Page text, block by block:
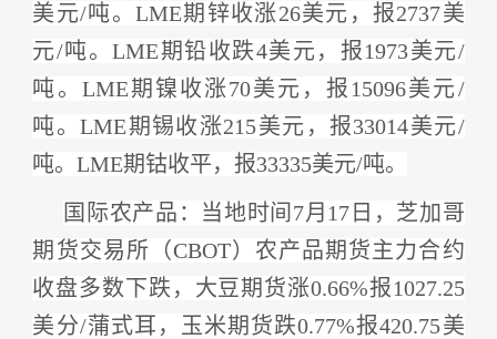
美元/吨。LME期锌收涨26美元，报2737美
元/吨。LME期铅收跌4美元，报1973美元/
吨。LME期镍收涨70美元，报15096美元/
吨。LME期锡收涨215美元，报33014美元/
吨。LME期钴收平，报33335美元/吨。
国际农产品： 当地时间 7月17日，芝加哥
期货交易所（CBOT）农产品期货主力合约
收盘多数下跌，大豆期货涨0.66%报1027.25
美分/蒲式耳，玉米期货跌0.77%报420.75美